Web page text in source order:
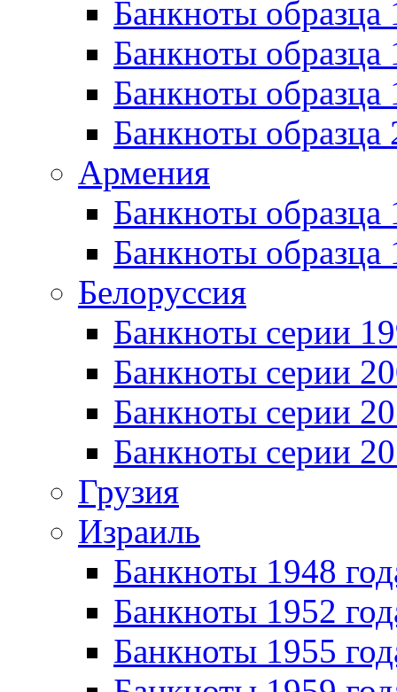
Банкноты образца
Банкноты образца
Банкноты
Банкноты образца
Армения
Банкноты образца
Банкноты образца
Белоруссия
Банкноты серии
Банкноты серии
Банкноты серии
Банкноты серии
Грузия
Израиль
Банкноты 1948
Банкноты 1952
Банкноты 1955